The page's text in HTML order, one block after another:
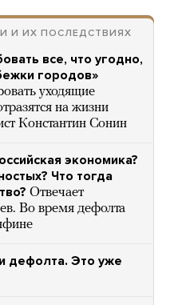
И ИХ ПОСЛЕДСТВИЯХ
все, что угодно,
городов»
уходящие
на жизни
Константин Сонин
экономика?
Что тогда
Отвечает
Во время дефолта
дефолта. Это уже